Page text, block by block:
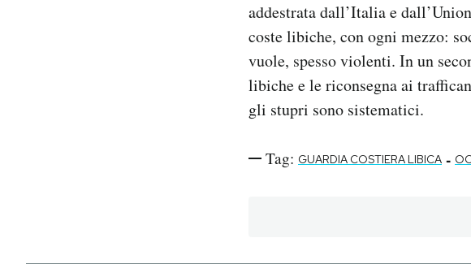
addestrata dall’Italia e
coste libiche, con ogni mezzo:
vuole, spesso violenti. In un
libiche e le riconsegna ai
gli stupri sono sistematici.
Tag: GUARDIA COSTIERA LIBICA -